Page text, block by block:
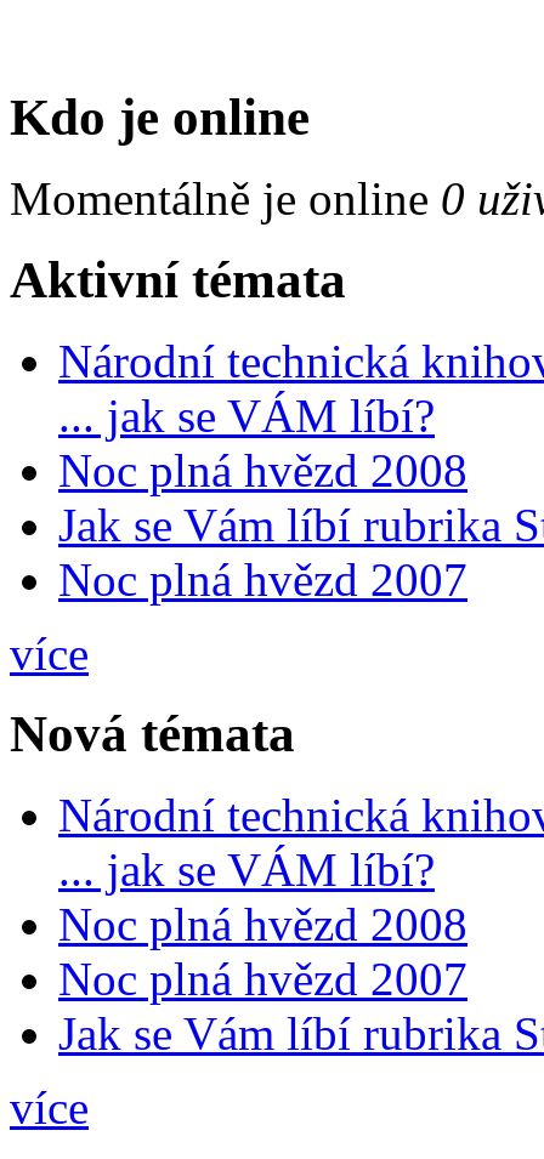
Kdo je online
Momentálně je online 0
Aktivní témata
Národní technická
... jak se VÁM líbí?
Noc plná hvězd 2008
Jak se Vám líbí rubrika
Noc plná hvězd 2007
více
Nová témata
Národní technická
... jak se VÁM líbí?
Noc plná hvězd 2008
Noc plná hvězd 2007
Jak se Vám líbí rubrika
více